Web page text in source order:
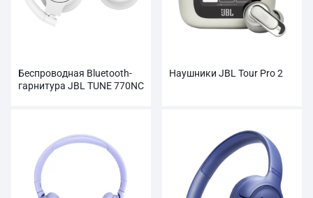
Беспроводная Bluetooth-
гарнитура JBL TUNE 770NC
Наушники JBL Tour Pro 2